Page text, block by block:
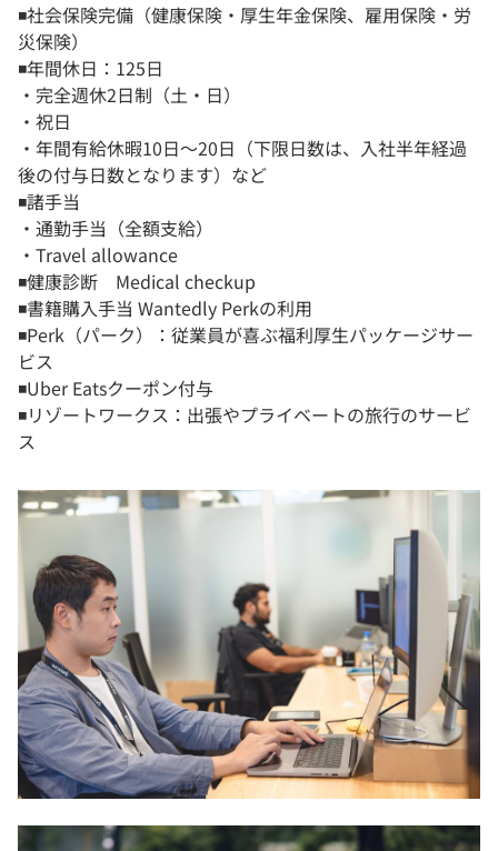
◾️社会保険完備（健康保険・厚生年金保険、雇用保険・労
災保険）
◾️年間休日：125日
・完全週休2日制（土・日）
・祝日
・年間有給休暇10日〜20日（下限日数は、入社半年経過
後の付与日数となります）など
◾️諸手当
・通勤手当（全額支給）
・Travel allowance
◾️健康診断 Medical checkup
◾️書籍購入手当 Wantedly Perkの利用
◾️Perk（パーク）：従業員が喜ぶ福利厚生パッケージサー
ビス
◾️Uber Eatsクーポン付与
◾️リゾートワークス：出張やプライベートの旅行のサービ
ス